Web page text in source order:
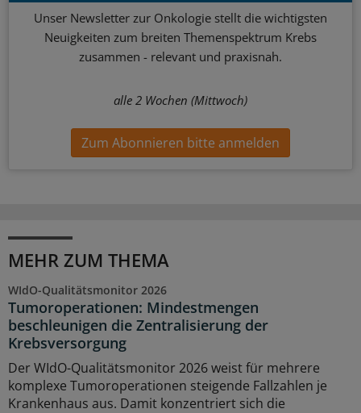
Unser Newsletter zur Onkologie stellt die wichtigsten
Neuigkeiten zum breiten Themenspektrum Krebs
zusammen - relevant und praxisnah.
alle 2 Wochen (Mittwoch)
Zum Abonnieren bitte anmelden
MEHR ZUM THEMA
WIdO-Qualitätsmonitor 2026
Tumoroperationen: Mindestmengen
beschleunigen die Zentralisierung der
Krebsversorgung
Der WIdO-Qualitätsmonitor 2026 weist für mehrere
komplexe Tumoroperationen steigende Fallzahlen je
Krankenhaus aus. Damit konzentriert sich die